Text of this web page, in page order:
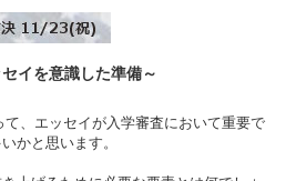
イを意識した準備～
、エッセイが入学審査において重要で
かと思います。